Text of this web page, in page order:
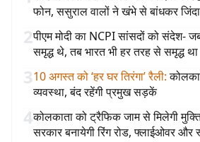
फोन, ससुराल वालों ने खंभे से बांधकर
2पीएम मोदी का NCPI सांसदों को संदेश-
समृद्ध थे, तब भारत भी हर तरह से समृद्ध था
310 अगस्त को ‘हर घर तिरंगा’ रैली:
व्यवस्था, बंद रहेंगी प्रमुख सड़कें
4कोलकाता को ट्रैफिक जाम से मिलेगी
सरकार बनायेगी रिंग रोड, फ्लाईओवर और